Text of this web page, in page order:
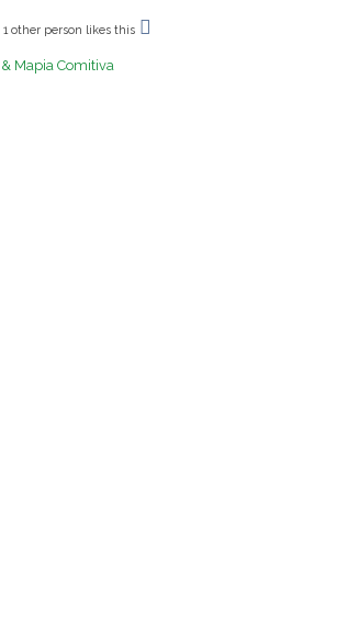
1 other person likes this
Mapia Comitiva